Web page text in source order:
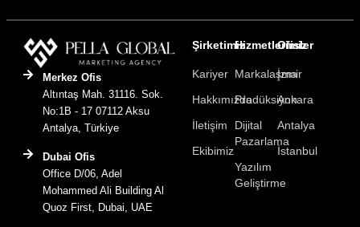
Stratejiyle Başlayan Akıllı Geliştirme
Süreci
Başarılı bir uygulama net bir planla başlar. Projeye başlamadan
önce hedeflerinizi, kullanıcı kitlenizi ve teknik ihtiyaçlarınızı
anlamaya yönelik detaylı bir keşif süreci yürütüyoruz. Özellik
planlaması, kullanıcı akışı tasarımı ve platform seçimi gibi
adımlarla uygulamanızın güçlü bir temelle hayata geçmesini
Mobil Öncelikli UI/UX Tasarımı
Merkez Ofis
Altıntaş Mah. 31116. Sok.
No:1B - 17 07112 Aksu
Antalya, Türkiye
Dubai Ofis
Office D/06, Adel
Mohammed Ali Building Al
Quoz First, Dubai, UAE
Şirketimiz
Kariyer
Hakkımızda
İletişim
Ekibimiz
Hizmetlerimiz
Markalaşma
Prodüksiyon
Dijital
Pazarlama
Yazılım
Geliştirme
Ofisler
İzmir
Ankara
Antalya
İstanbul